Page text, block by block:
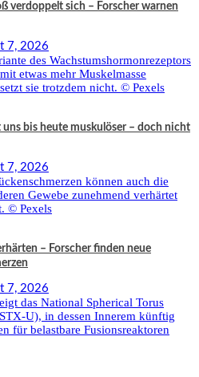
verdoppelt sich – Forscher warnen
7, 2026
bis heute muskulöser – doch nicht
7, 2026
– Forscher finden neue
7, 2026